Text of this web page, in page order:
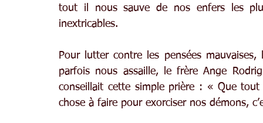
tout il nous sauve de nos enfers les
inextricables.
Pour lutter contre les pensées
parfois nous assaille, le frère Ange
conseillait cette simple prière : « Que
chose à faire pour exorciser nos démons,